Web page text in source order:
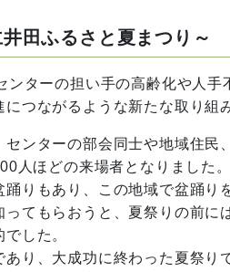
田ふるさと夏まつり～
ターの担い手の高齢化や人手
つながるような新たな取り組
ンターの部会同士や地域住民
人ほどの来場者となりました。
りもあり、この地域で盆踊り
てもらおうと、夏祭りの前
した。
り、大成功に終わった夏祭り